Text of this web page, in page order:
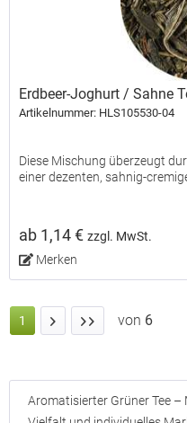
Erdbeer-Joghurt / Sahne
Artikelnummer: HLS105530-04
Diese Mischung überzeugt
einer dezenten, sahnig-
ab 1,14 €zzgl. MwSt.
Merken
1 von 6
Aromatisierter Grüner Tee –